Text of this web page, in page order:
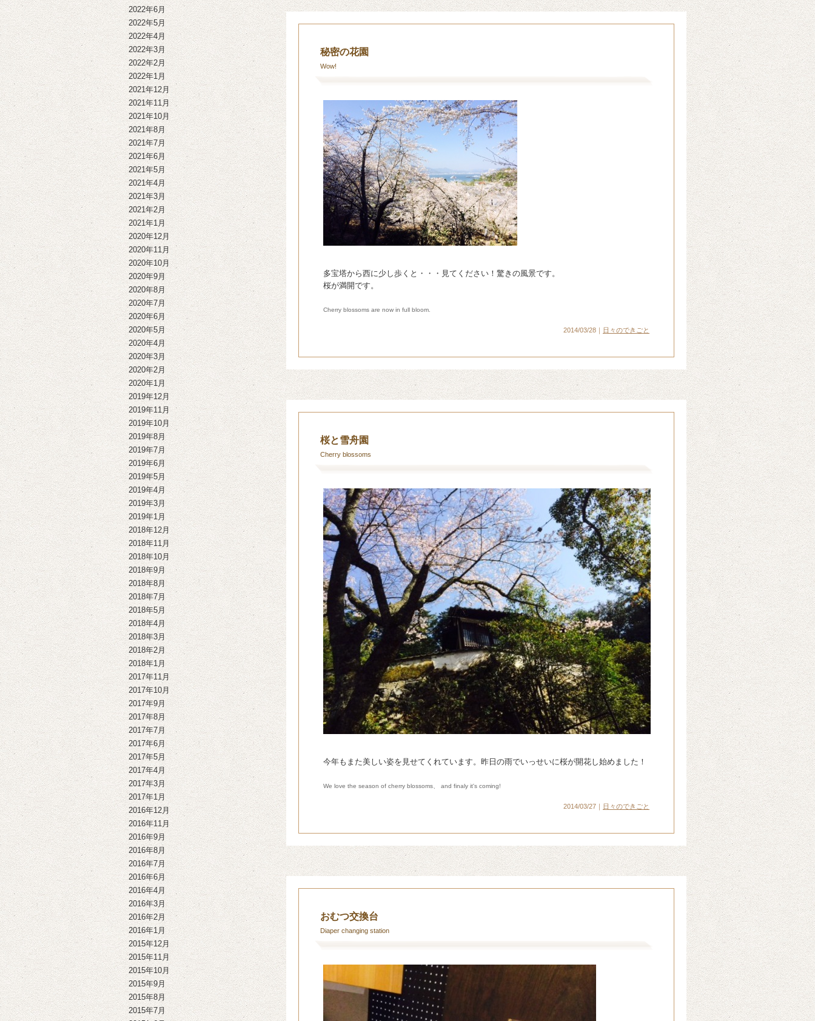
2022年6月
2022年5月
2022年4月
2022年3月
2022年2月
2022年1月
2021年12月
2021年11月
2021年10月
2021年8月
2021年7月
2021年6月
2021年5月
2021年4月
2021年3月
2021年2月
2021年1月
2020年12月
2020年11月
2020年10月
2020年9月
2020年8月
2020年7月
2020年6月
2020年5月
2020年4月
2020年3月
2020年2月
2020年1月
2019年12月
2019年11月
2019年10月
2019年8月
2019年7月
2019年6月
2019年5月
2019年4月
2019年3月
2019年1月
2018年12月
2018年11月
2018年10月
2018年9月
2018年8月
2018年7月
2018年5月
2018年4月
2018年3月
2018年2月
2018年1月
2017年11月
2017年10月
2017年9月
2017年8月
2017年7月
2017年6月
2017年5月
2017年4月
2017年3月
2017年1月
2016年12月
2016年11月
2016年9月
2016年8月
2016年7月
2016年6月
2016年4月
2016年3月
2016年2月
2016年1月
2015年12月
2015年11月
2015年10月
2015年9月
2015年8月
2015年7月
秘密の花園
Wow!
多宝塔から西に少し歩くと・・・見てください！驚きの風景です。
桜が満開です。
Cherry blossoms are now in full bloom.
2014/03/28｜ 日々のできごと
桜と雪舟園
Cherry blossoms
今年もまた美しい姿を見せてくれています。昨日の雨でいっせいに桜が開花し始めました！
We love the season of cherry blossoms、 and finaly it's coming!
2014/03/27｜ 日々のできごと
おむつ交換台
Diaper changing station